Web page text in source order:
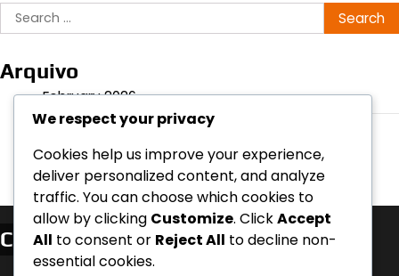
Search
for:
Arquivo
February 2026
January 2026
Categorias
Análise de Jogo
We respect your privacy
Cookies help us improve your experience,
deliver personalized content, and analyze
traffic. You can choose which cookies to
allow by clicking Customize. ClickAccept
All to consent or Reject All to decline non-
essential cookies.